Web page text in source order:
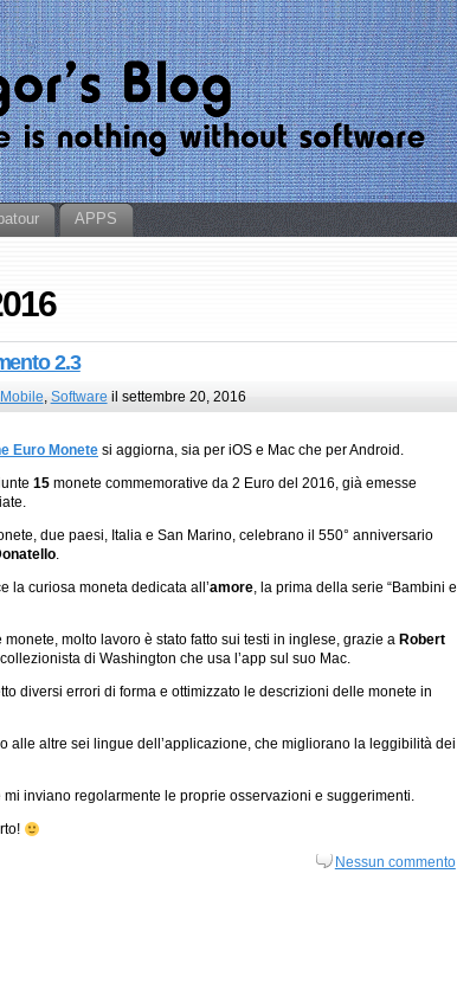
APPS
2.3
Mobile, Softwareil settembre 20, 2016
Euro Monete si aggiorna, sia per iOS e Mac che per Android.
15 monete commemorative da 2 Euro del 2016, già emesse
due paesi, Italia e San Marino, celebrano il 550° anniversario
.
la curiosa moneta dedicata all’amore, la prima della serie “Bambini e
monete, molto lavoro è stato fatto sui testi in inglese, grazie a Robert
di Washington che usa l’app sul suo Mac.
diversi errori di forma e ottimizzato le descrizioni delle monete in
alle altre sei lingue dell’applicazione, che migliorano la leggibilità dei
inviano regolarmente le proprie osservazioni e suggerimenti.
Nessun commento